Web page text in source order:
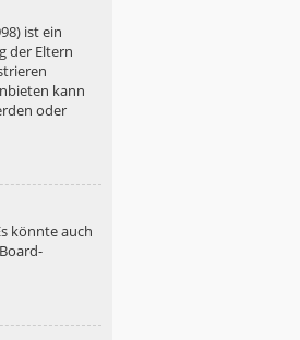
ist ein
der Eltern
kann
oder
könnte auch